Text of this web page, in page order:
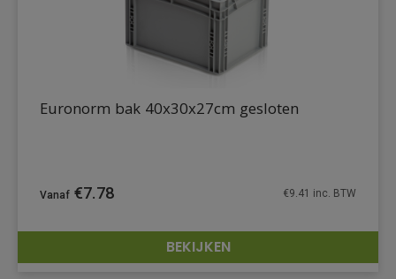
DETAILS
Euronorm bak 40x30x27cm gesloten
€7.78 €9.41 inc. BTW
BEKIJKEN